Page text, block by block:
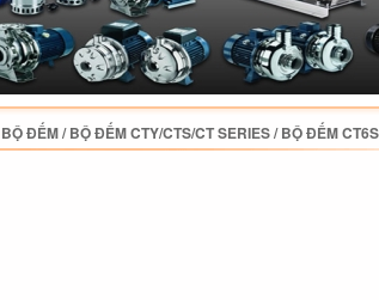
BỘ ĐẾM/BỘ ĐẾM CTY/CTS/CT SERIES/BỘ ĐẾM CT6S